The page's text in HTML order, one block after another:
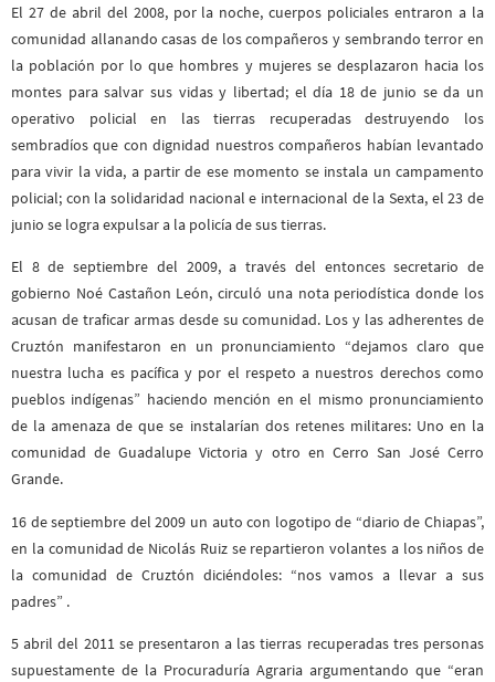
El 27 de abril del 2008, por la noche, cuerpos policiales entraron a la
comunidad allanando casas de los compañeros y sembrando terror en
la población por lo que hombres y mujeres se desplazaron hacia los
montes para salvar sus vidas y libertad; el día 18 de junio se da un
operativo policial en las tierras recuperadas destruyendo los
sembradíos que con dignidad nuestros compañeros habían levantado
para vivir la vida, a partir de ese momento se instala un campamento
policial; con la solidaridad nacional e internacional de la Sexta, el 23 de
junio se logra expulsar a la policía de sus tierras.
El 8 de septiembre del 2009, a través del entonces secretario de
gobierno Noé Castañon León, circuló una nota periodística donde los
acusan de traficar armas desde su comunidad. Los y las adherentes de
Cruztón manifestaron en un pronunciamiento “dejamos claro que
nuestra lucha es pacífica y por el respeto a nuestros derechos como
pueblos indígenas” haciendo mención en el mismo pronunciamiento
de la amenaza de que se instalarían dos retenes militares: Uno en la
comunidad de Guadalupe Victoria y otro en Cerro San José Cerro
Grande.
16 de septiembre del 2009 un auto con logotipo de “diario de Chiapas”,
en la comunidad de Nicolás Ruiz se repartieron volantes a los niños de
la comunidad de Cruztón diciéndoles: “nos vamos a llevar a sus
padres” .
5 abril del 2011 se presentaron a las tierras recuperadas tres personas
supuestamente de la Procuraduría Agraria argumentando que “eran